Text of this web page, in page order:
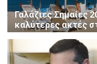
Γαλάζιες Σημαίες
καλύτερες ακτές